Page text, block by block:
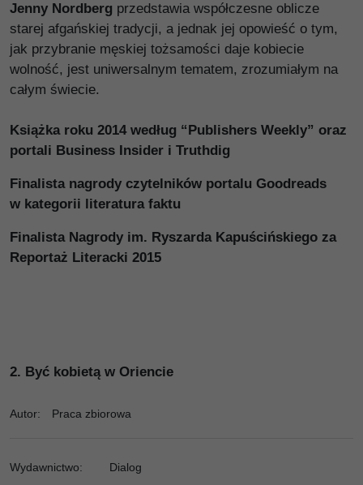
Jenny Nordberg przedstawia współczesne oblicze
starej afgańskiej tradycji, a jednak jej opowieść o tym,
jak przybranie męskiej tożsamości daje kobiecie
wolność, jest uniwersalnym tematem, zrozumiałym na
całym świecie.
Książka roku 2014 według “Publishers Weekly” oraz
portali Business Insider i Truthdig
Finalista nagrody czytelników portalu Goodreads
w kategorii literatura faktu
Finalista Nagrody im. Ryszarda Kapuścińskiego za
Reportaż Literacki 2015
2. Być kobietą w Oriencie
Autor: Praca zbiorowa
Wydawnictwo: Dialog